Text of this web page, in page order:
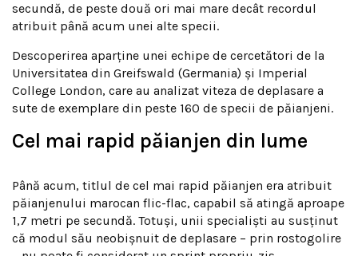
secundă, de peste două ori mai mare decât recordul
atribuit până acum unei alte specii.
Descoperirea aparține unei echipe de cercetători de la
Universitatea din Greifswald (Germania) și Imperial
College London, care au analizat viteza de deplasare a
sute de exemplare din peste 160 de specii de păianjeni.
Cel mai rapid păianjen din lume
Până acum, titlul de cel mai rapid păianjen era atribuit
păianjenului marocan flic-flac, capabil să atingă aproape
1,7 metri pe secundă. Totuși, unii specialiști au susținut
că modul său neobișnuit de deplasare – prin rostogolire